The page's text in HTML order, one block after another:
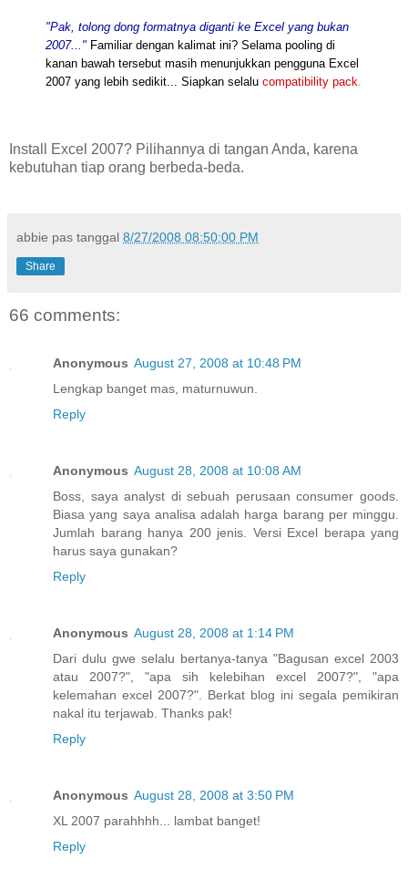
"Pak, tolong dong formatnya diganti ke Excel yang bukan
2007..." Familiar dengan kalimat ini? Selama pooling di
kanan bawah tersebut masih menunjukkan pengguna Excel
2007 yang lebih sedikit... Siapkan selalu compatibility pack
Install Excel 2007? Pilihannya di tangan Anda, karena
kebutuhan tiap orang berbeda-beda.
abbie pas tanggal 8/27/2008 08:50:00 PM
Share
66 comments:
Anonymous August 27, 2008 at 10:48 PM
Lengkap banget mas, maturnuwun.
Reply
Anonymous August 28, 2008 at 10:08 AM
Boss, saya analyst di sebuah perusaan consumer goods.
Biasa yang saya analisa adalah harga barang per minggu.
Jumlah barang hanya 200 jenis. Versi Excel berapa yang
harus saya gunakan?
Reply
Anonymous August 28, 2008 at 1:14 PM
Dari dulu gwe selalu bertanya-tanya "Bagusan excel 2003
atau 2007?", "apa sih kelebihan excel 2007?", "apa
kelemahan excel 2007?". Berkat blog ini segala pemikiran
nakal itu terjawab. Thanks pak!
Reply
Anonymous August 28, 2008 at 3:50 PM
XL 2007 parahhhh... lambat banget!
Reply